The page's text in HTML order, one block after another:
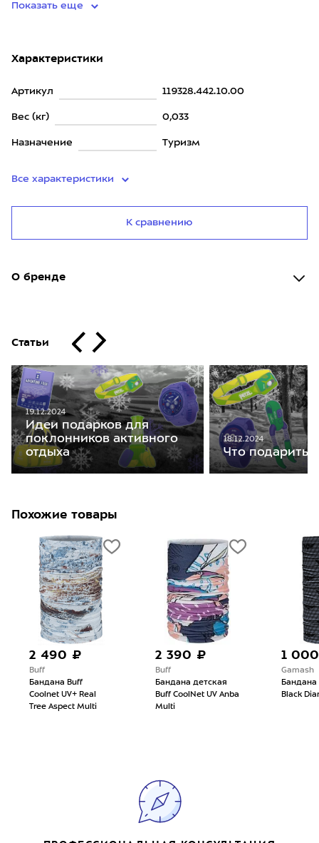
Показать еще
Характеристики
Артикул 119328.442.10.00
Вес (кг) 0,033
Назначение Туризм
Все характеристики
К сравнению
О бренде
Статьи
19.12.2024
Идеи подарков для
поклонников активного
отдыха
18.12.2024
Что подарить
Похожие товары
2 490 ₽
Buff
Бандана Buff
Coolnet UV+ Real
Tree Aspect Multi
2 390 ₽
Buff
Бандана детская
Buff CoolNet UV Anba
Multi
1
Gamash
Бандана
Black